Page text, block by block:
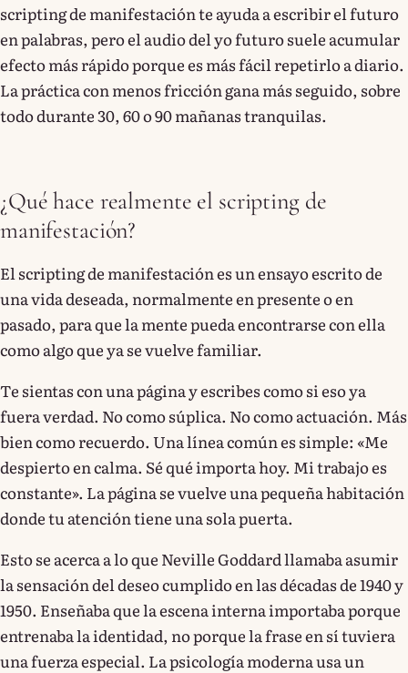
scripting de manifestación te ayuda a escribir el futuro
en palabras, pero el audio del yo futuro suele acumular
efecto más rápido porque es más fácil repetirlo a diario.
La práctica con menos fricción gana más seguido, sobre
todo durante 30, 60 o 90 mañanas tranquilas.
¿Qué hace realmente el scripting de
manifestación?
El scripting de manifestación es un ensayo escrito de
una vida deseada, normalmente en presente o en
pasado, para que la mente pueda encontrarse con ella
como algo que ya se vuelve familiar.
Te sientas con una página y escribes como si eso ya
fuera verdad. No como súplica. No como actuación. Más
bien como recuerdo. Una línea común es simple: «Me
despierto en calma. Sé qué importa hoy. Mi trabajo es
constante». La página se vuelve una pequeña habitación
donde tu atención tiene una sola puerta.
Esto se acerca a lo que Neville Goddard llamaba asumir
la sensación del deseo cumplido en las décadas de 1940 y
1950. Enseñaba que la escena interna importaba porque
entrenaba la identidad, no porque la frase en sí tuviera
una fuerza especial. La psicología moderna usa un